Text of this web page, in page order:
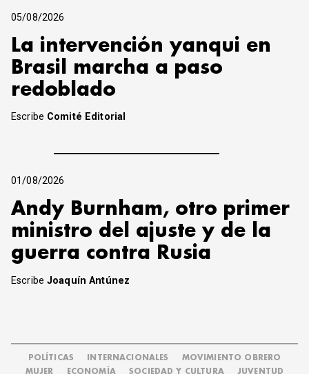
05/08/2026
La intervención yanqui en
Brasil marcha a paso
redoblado
Escribe Comité Editorial
01/08/2026
Andy Burnham, otro primer
ministro del ajuste y de la
guerra contra Rusia
EscribeJoaquín Antúnez
POLÍTICAS INTERNACIONALES
MOVIMIENTO OBRERO
MUJER
ECONOMÍA SOCIEDAD Y CULTURA JUVENTUD